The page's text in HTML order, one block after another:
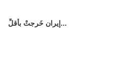
إيران خَرجتْ بأقلِّ...